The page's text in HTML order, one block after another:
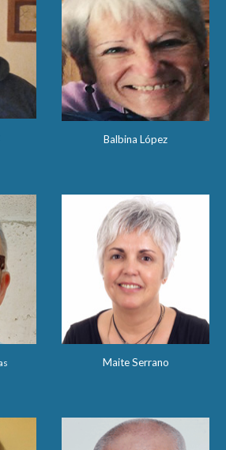
Balbina López
Maite Serrano